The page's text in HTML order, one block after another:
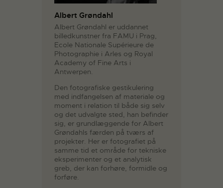
Albert Grøndahl
Albert Grøndahl er uddannet
billedkunstner fra FAMU i Prag,
Ecole Nationale Supérieure de
Photographie i Arles og Royal
Academy of Fine Arts i
Antwerpen.
Den fotografiske gestikulering
med indfangelsen af materiale og
moment i relation til både sig selv
og det udvalgte sted, han befinder
sig, er grundlæggende for Albert
Grøndahls færden på tværs af
projekter. Her er fotografiet på
samme tid et område for tekniske
eksperimenter og et analytisk
greb, der kan forhøre, formidle og
forføre.